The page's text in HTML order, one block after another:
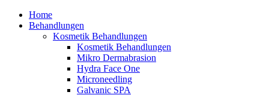
Home
Behandlungen
Kosmetik Behandlungen
Kosmetik Behandlungen
Mikro Dermabrasion
Hydra Face One
Microneedling
Galvanic SPA